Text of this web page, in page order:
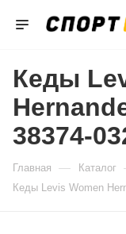
Кеды
38374-
Главная — Каталог
Кеды Levis Women